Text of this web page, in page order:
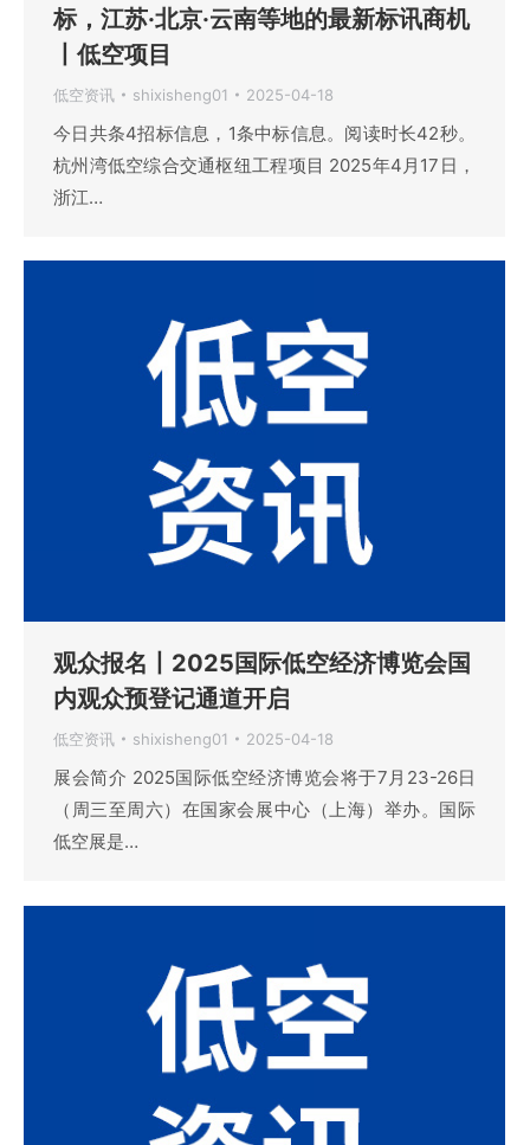
标，江苏·北京·云南等地的最新标讯商机
丨低空项目
低空资讯 shixisheng01 2025-04-18
今日共条4招标信息，1条中标信息。阅读时长42秒。
杭州湾低空综合交通枢纽工程项目 2025年4月17日，
浙江…
观众报名丨2025国际低空经济博览会国
内观众预登记通道开启
低空资讯 shixisheng01 2025-04-18
展会简介 2025国际低空经济博览会将于7月23-26日
（周三至周六）在国家会展中心（上海）举办。国际
低空展是…